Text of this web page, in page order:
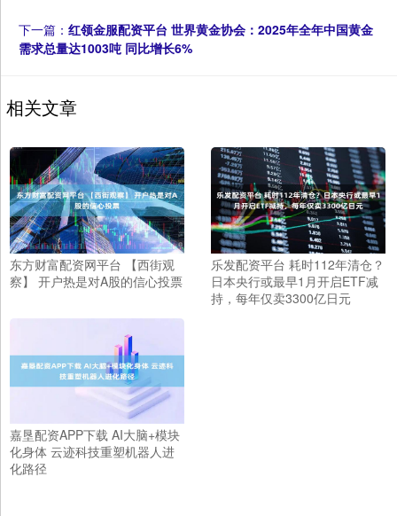
下一篇： 红领金服配资平台 世界黄金协会：2025年全年中国黄金
需求总量达1003吨 同比增长6%
相关文章
东方财富配资网平台 【西街观
察】 开户热是对A股的信心投票
乐发配资平台 耗时112年清仓？
日本央行或最早1月开启ETF减
持，每年仅卖3300亿日元
嘉垦配资APP下载 AI大脑+模块
化身体 云迹科技重塑机器人进
化路径